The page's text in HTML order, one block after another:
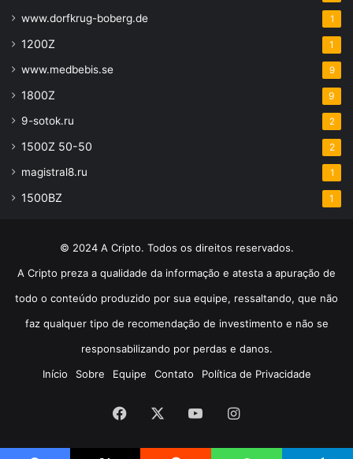
www.dorfkrug-boberg.de 1
1200Z 1
www.medbebis.se 9
1800Z 9
9-sotok.ru 2
1500Z 50-50 2
magistral8.ru 1
1500BZ 1
© 2024 A Cripto. Todos os direitos reservados.
A Cripto preza a qualidade da informação e atesta a apuração de
todo o conteúdo produzido por sua equipe, ressaltando, que não
faz qualquer tipo de recomendação de investimento e não se
responsabilizando por perdas e danos.
Início
Sobre Equipe Contato Política de Privacidade
Facebook YouTubeInstagram